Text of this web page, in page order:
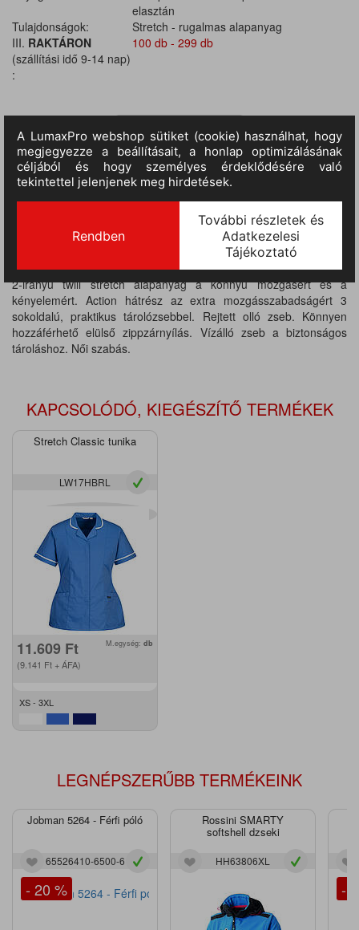
elasztán
Tulajdonságok:
Stretch - rugalmas alapanyag
III. RAKTÁRON
(szállítási idő 9-14 nap)
:
100 db - 299 db
TERMÉKINFORMÁCIÓ
Ez a klasszikus sztreccs tunikánk maternity változata, amely
könnyű sztreccs twill anyagból, tiszta, modern dizájnelemekkel és
korszerű szabással készült. Ennek a ruhadarabnak a kényelmét
tovább fokozza az action hát kialakítás és a zippzáras elülső rész.
2-irányú twill stretch alapanyag a könnyű mozgásért és a
kényelemért. Action hátrész az extra mozgásszabadságért 3
sokoldalú, praktikus tárolózsebbel. Rejtett olló zseb. Könnyen
hozzáférhető elülső zippzárnyílás. Vízálló zseb a biztonságos
tároláshoz. Női szabás.
KAPCSOLÓDÓ, KIEGÉSZÍTŐ TERMÉKEK
Stretch Classic tunika
LW17HBRL
11.609 Ft
(9.141 Ft + ÁFA)
M.egység: db
XS - 3XL
LEGNÉPSZERŰBB TERMÉKEINK
Jobman 5264 - Férfi póló
65526410-6500-6
- 20 %
Rossini SMARTY
softshell dzseki
HH63806XL
-